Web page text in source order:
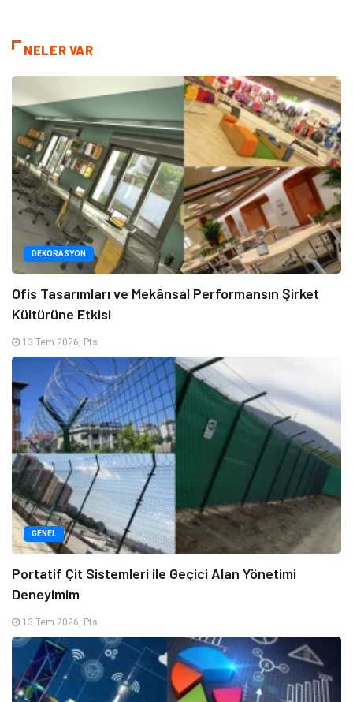
NELER VAR
DEKORASYON
Ofis Tasarımları ve Mekânsal Performansın Şirket
Kültürüne Etkisi
13 Tem 2026, Pts
GENEL
Portatif Çit Sistemleri ile Geçici Alan Yönetimi
Deneyimim
13 Tem 2026, Pts